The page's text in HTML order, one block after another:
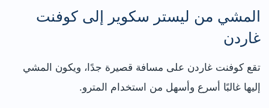
المشي من ليستر سكوير إلى كوفنت
غاردن
تقع كوفنت غاردن على مسافة قصيرة جدًا، ويكون المشي
إليها غالبًا أسرع وأسهل من استخدام المترو.